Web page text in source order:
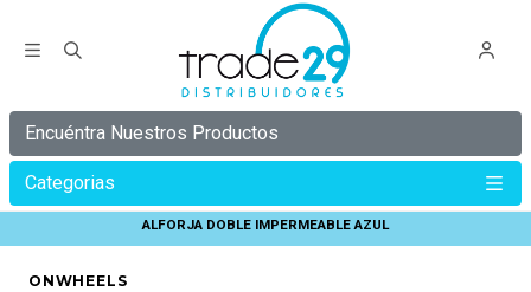
Encuéntra Nuestros Productos
Categorias
Inicio
ALFORJA DOBLE IMPERMEABLE AZUL
ONWHEELS